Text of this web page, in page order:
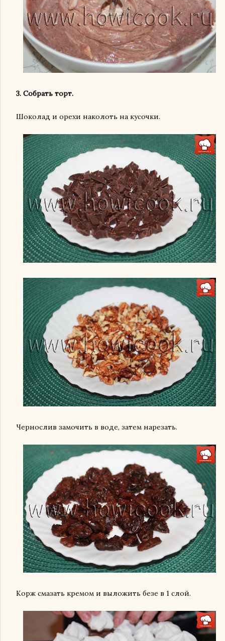
3. Собрать торт.
Шоколад и орехи наколоть на кусочки.
Чернослив замочить в воде, затем нарезать.
Корж смазать кремом и выложить безе в 1 слой.